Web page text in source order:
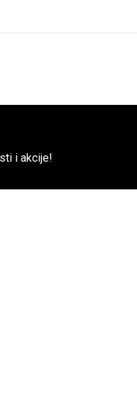
i akcije!